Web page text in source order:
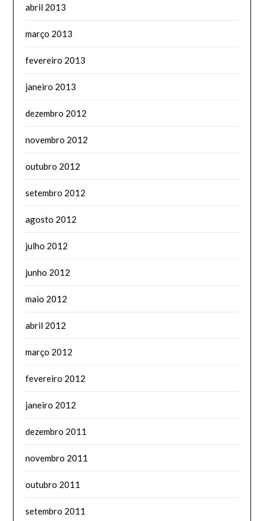
abril 2013
março 2013
fevereiro 2013
janeiro 2013
dezembro 2012
novembro 2012
outubro 2012
setembro 2012
agosto 2012
julho 2012
junho 2012
maio 2012
abril 2012
março 2012
fevereiro 2012
janeiro 2012
dezembro 2011
novembro 2011
outubro 2011
setembro 2011